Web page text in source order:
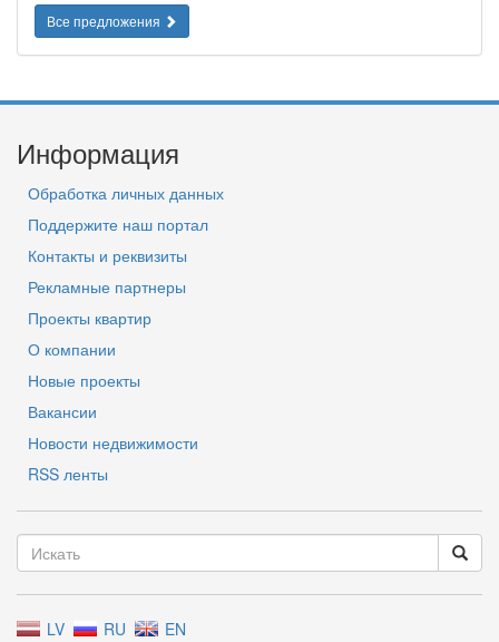
Все предложения
Информация
Обработка личных данных
Поддержите наш портал
Контакты и реквизиты
Рекламные партнеры
Проекты квартир
О компании
Новые проекты
Вакансии
Новости недвижимости
RSS ленты
LV RU EN